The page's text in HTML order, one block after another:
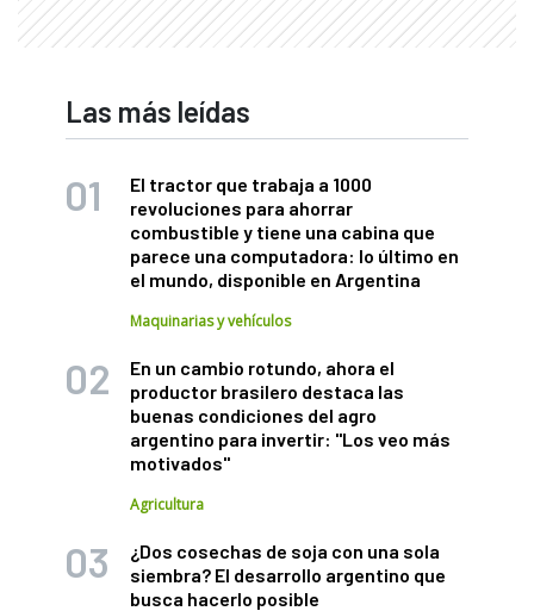
Las más leídas
El tractor que trabaja a 1000
revoluciones para ahorrar
combustible y tiene una cabina que
parece una computadora: lo último en
el mundo, disponible en Argentina
Maquinarias y vehículos
En un cambio rotundo, ahora el
productor brasilero destaca las
buenas condiciones del agro
argentino para invertir: "Los veo más
motivados"
Agricultura
¿Dos cosechas de soja con una sola
siembra? El desarrollo argentino que
busca hacerlo posible